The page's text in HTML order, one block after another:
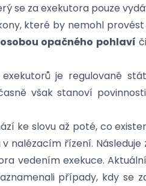
se za exekutora pouze
které by nemohl
opačného pohlaví či
je regulované
však stanoví
ke slovu až poté, co
nalézacím řízení.
vedením exekuce. Aktuální
případy, kdy se